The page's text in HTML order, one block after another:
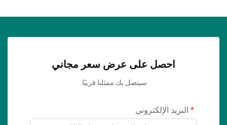
احصل على عرض سعر مجاني
سيتصل بك ممثلنا قريبًا.
البريد الإلكتروني